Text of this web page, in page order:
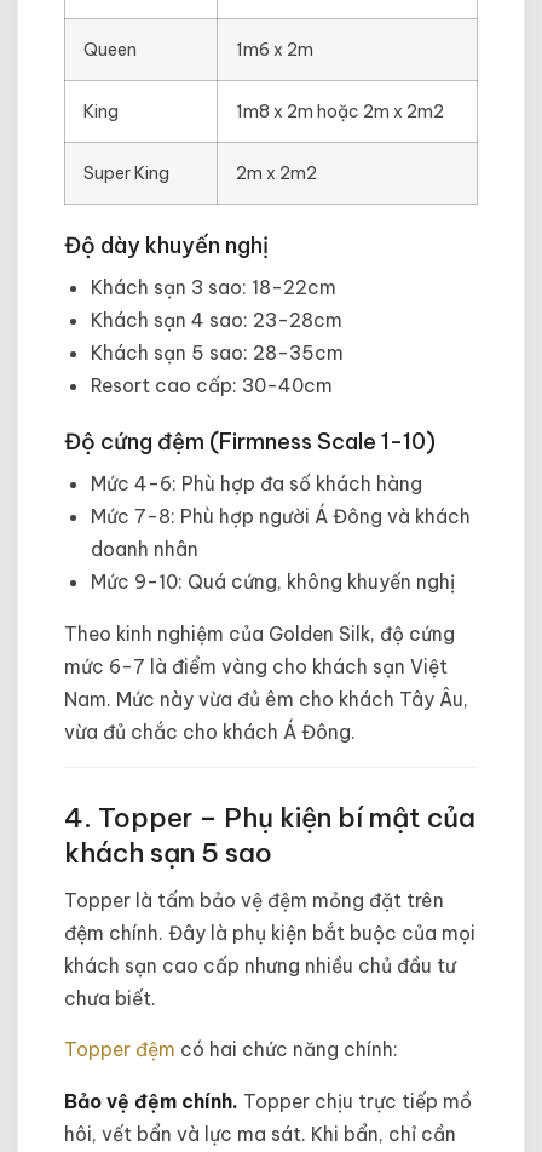
Queen 1m6 x 2m
King 1m8 x 2m hoặc 2m x 2m2
Super King 2m x 2m2
Độ dày khuyến nghị
Khách sạn 3 sao: 18-22cm
Khách sạn 4 sao: 23-28cm
Khách sạn 5 sao: 28-35cm
Resort cao cấp: 30-40cm
Độ cứng đệm (Firmness Scale 1-10)
Mức 4-6: Phù hợp đa số khách hàng
Mức 7-8: Phù hợp người Á Đông và khách
doanh nhân
Mức 9-10: Quá cứng, không khuyến nghị
Theo kinh nghiệm của Golden Silk, độ cứng
mức 6-7 là điểm vàng cho khách sạn Việt
Nam. Mức này vừa đủ êm cho khách Tây Âu,
vừa đủ chắc cho khách Á Đông.
4. Topper – Phụ kiện bí mật của
khách sạn 5 sao
Topper là tấm bảo vệ đệm mỏng đặt trên
đệm chính. Đây là phụ kiện bắt buộc của mọi
khách sạn cao cấp nhưng nhiều chủ đầu tư
chưa biết.
Topper đệm có hai chức năng chính:
Bảo vệ đệm chính. Topper chịu trực tiếp mồ
hôi, vết bẩn và lực ma sát. Khi bẩn, chỉ cần